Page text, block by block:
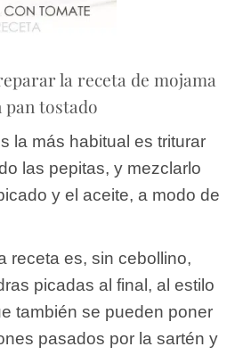
la receta de mojama
pan tostado
la más habitual es triturar
las pepitas, y mezclarlo
y el aceite, a modo de
receta es, sin cebollino,
picadas al final, al estilo
también se pueden poner
pasados por la sartén y